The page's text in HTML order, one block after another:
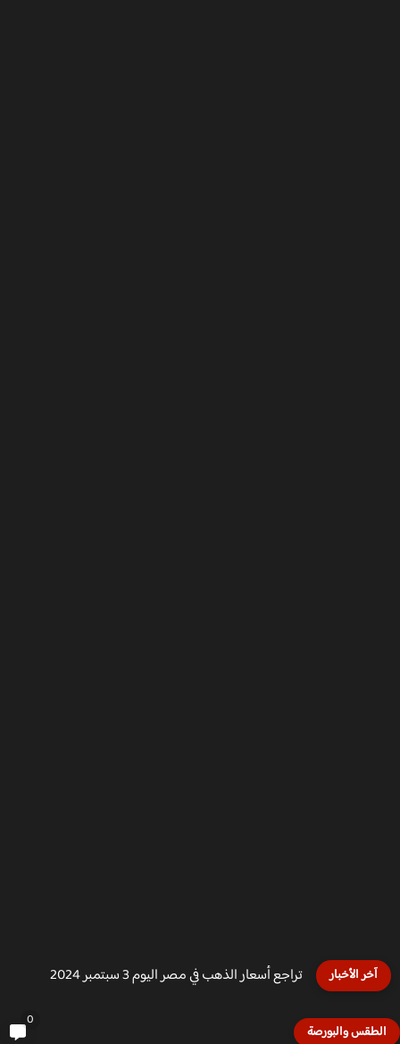
آخر الأخبار تراجع أسعار الذهب في مصر اليوم 3 سبتمبر 2024
والبورصة